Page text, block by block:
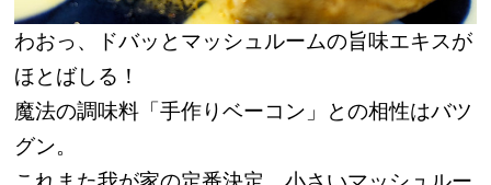
わおっ、ドバッとマッシュルームの旨味エキスが
ほとばしる！
魔法の調味料「手作りベーコン」との相性はバツ
グン。